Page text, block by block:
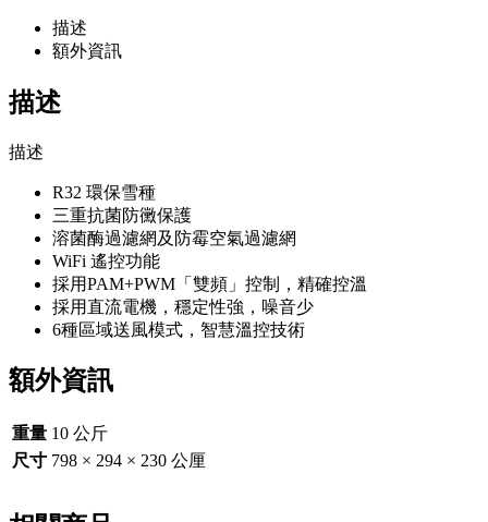
描述
額外資訊
描述
描述
R32 環保雪種
三重抗菌防黴保護
溶菌酶過濾網及防霉空氣過濾網
WiFi 遙控功能
採用PAM+PWM「雙頻」控制，精確控溫
採用直流電機，穩定性強，噪音少
6種區域送風模式，智慧溫控技術
額外資訊
重量 10 公斤
尺寸 798 × 294 × 230 公厘